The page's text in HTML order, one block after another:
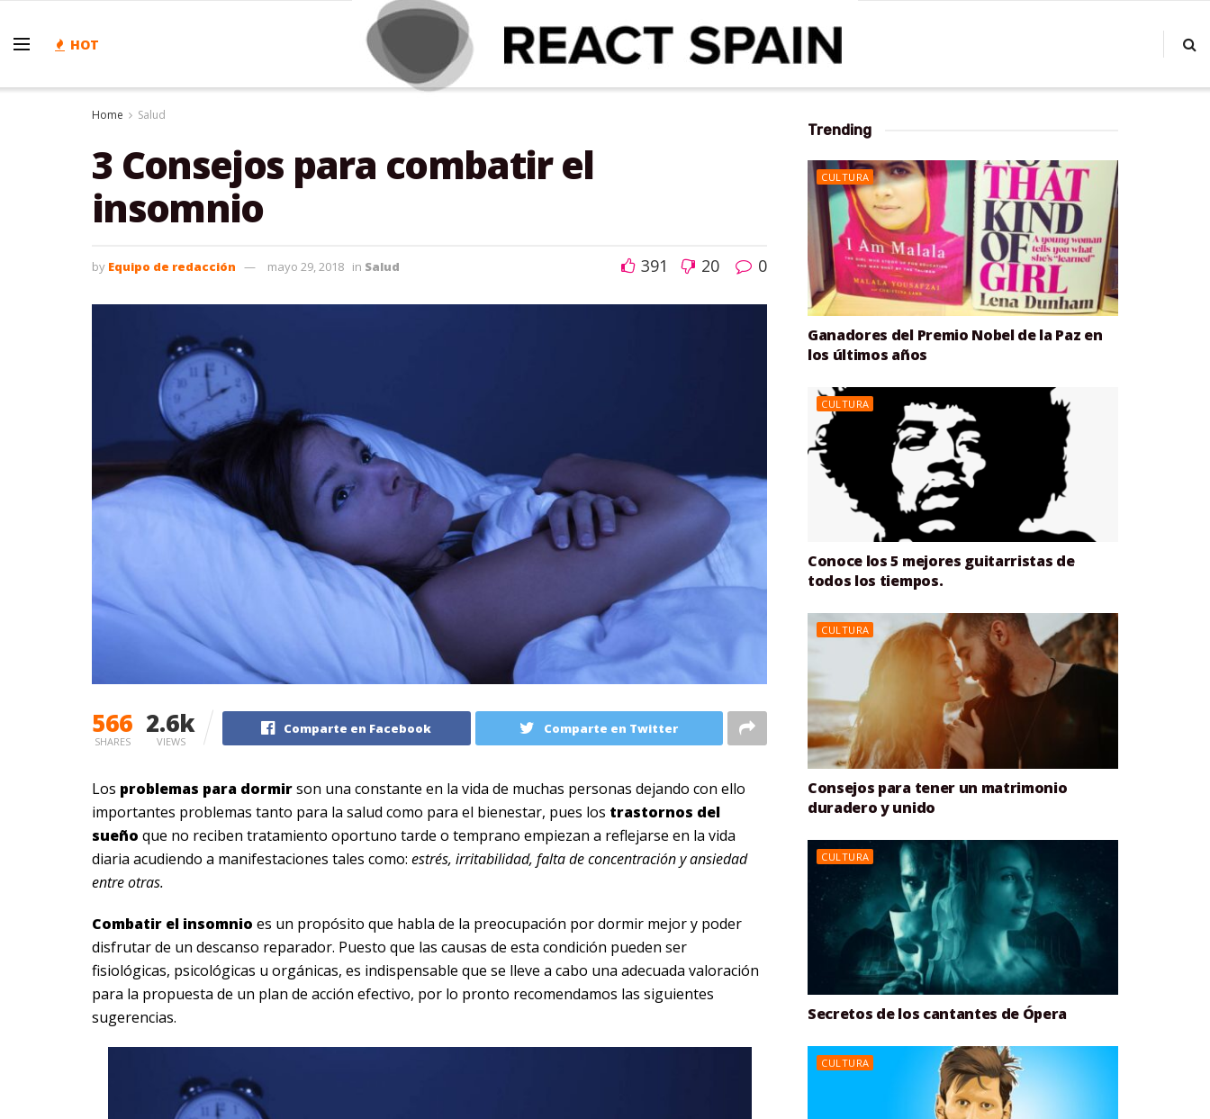
HOT
Home Salud
3 Consejos para combatir el
insomnio
by Equipo de redacción mayo 29, 2018 in Salud 391 20 0
566
SHARES
2.6k
VIEWS
Comparte en Facebook Comparte en Twitter
Los problemas para dormirson una constante en la vida de muchas personas dejando con ello
importantes problemas tanto para la salud como para el bienestar, pues los trastornos del
sueño que no reciben tratamiento oportuno tarde o temprano empiezan a reflejarse en la vida
diaria acudiendo a manifestaciones tales como: estrés, irritabilidad, falta de concentración y ansiedad
entre otras.
Combatir el insomnio es un propósito que habla de la preocupación por dormir mejor y poder
disfrutar de un descanso reparador. Puesto que las causas de esta condición pueden ser
fisiológicas, psicológicas u orgánicas, es indispensable que se lleve a cabo una adecuada valoración
para la propuesta de un plan de acción efectivo, por lo pronto recomendamos las siguientes
sugerencias.
Trending
CULTURA
Ganadores del Premio Nobel de la Paz en
los últimos años
CULTURA
Conoce los 5 mejores guitarristas de
todos los tiempos.
CULTURA
Consejos para tener un matrimonio
duradero y unido
CULTURA
Secretos de los cantantes de Ópera
CULTURA